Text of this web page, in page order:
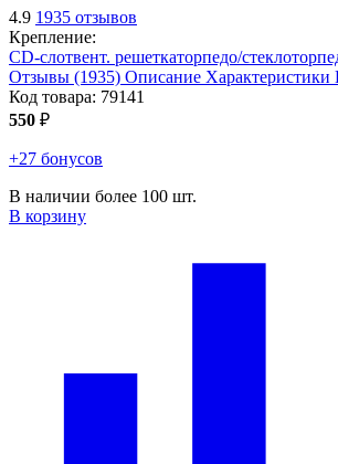
4.9 1935 отзывов
Крепление:
CD-слотвент. решеткаторпедо/стекло
Отзывы (1935) Описание Характеристики
Код товара: 79141
550 ₽
+27 бонусов
В наличии более 100 шт.
В корзину